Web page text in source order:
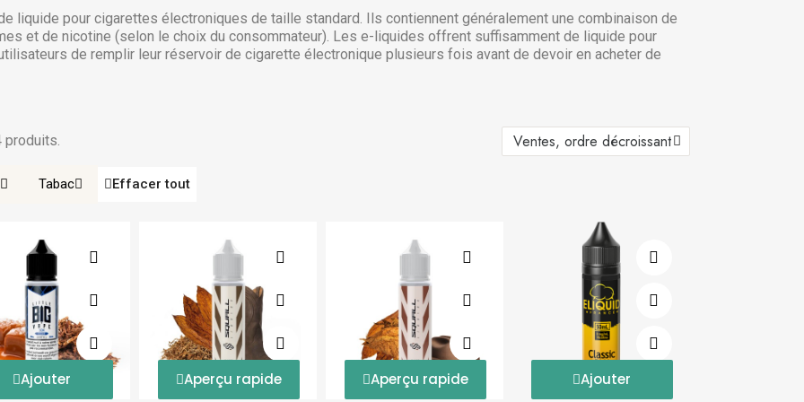
liquide pour cigarettes électroniques de taille standard. Ils contiennent généralement une combinaison de
et de nicotine (selon le choix du consommateur). Les e-liquides offrent suffisamment de liquide pour
de remplir leur réservoir de cigarette électronique plusieurs fois avant de devoir en acheter de
produits.
Tabac Effacer tout
Ajouter Aperçu rapide Aperçu rapide Ajouter